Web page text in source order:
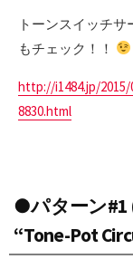
トーンスイッチ
もチェック！！
http://i1484.jp/
8830.html
●パターン#1
“Tone-Pot